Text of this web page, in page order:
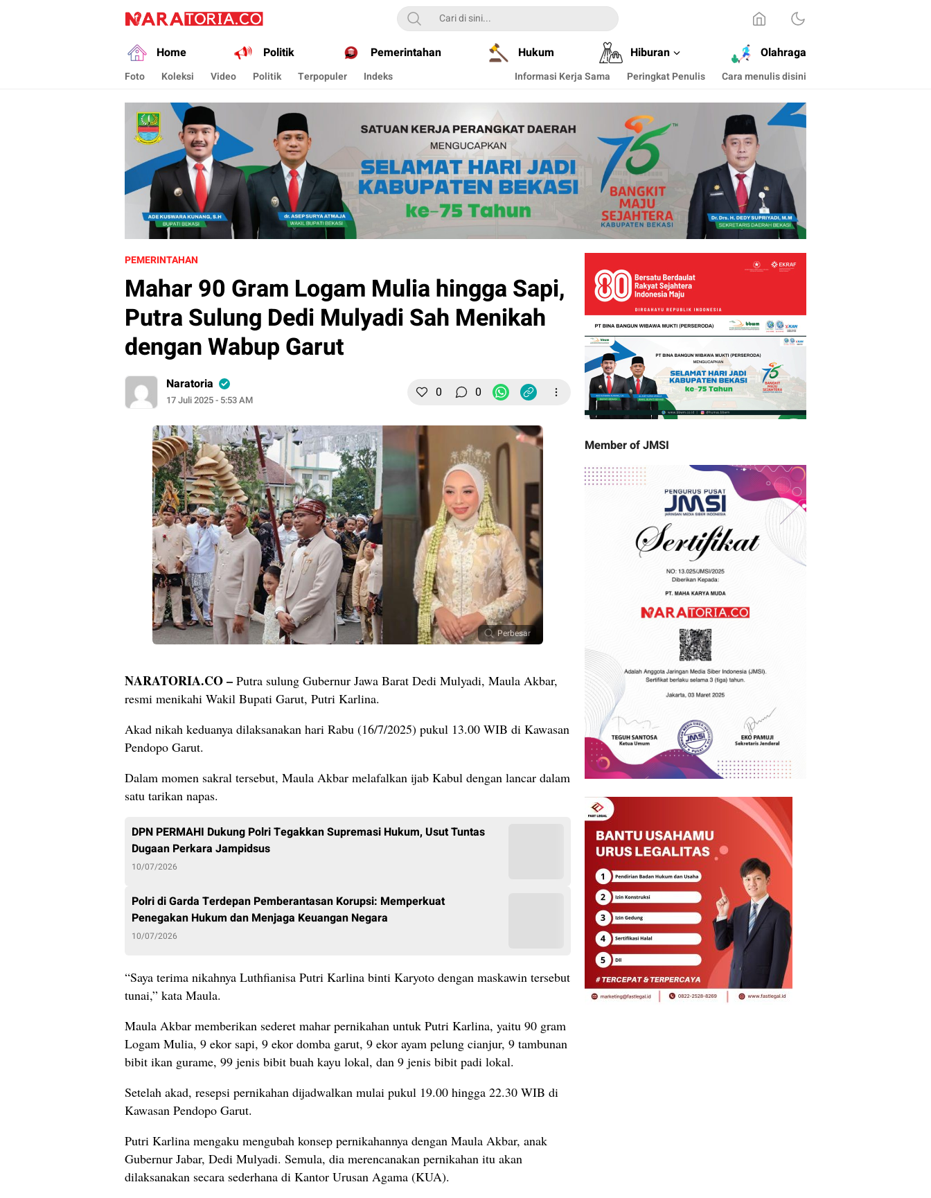
naratoria.co
Narasikan Fakta dan Data
Home Politik Pemerintahan Hukum Hiburan Olahraga
Foto Koleksi Video Politik Terpopuler Indeks Informasi Kerja Sama Peringkat Penulis Cara menulis disini
PEMERINTAHAN
Mahar 90 Gram Logam Mulia hingga Sapi,
Putra Sulung Dedi Mulyadi Sah Menikah
dengan Wabup Garut
Naratoria
17 Juli 2025 - 5:53 AM 0 0
Perbesar
NARATORIA.CO – Putra sulung Gubernur Jawa Barat Dedi Mulyadi, Maula Akbar,
resmi menikahi Wakil Bupati Garut, Putri Karlina.
Akad nikah keduanya dilaksanakan hari Rabu (16/7/2025) pukul 13.00 WIB di Kawasan
Pendopo Garut.
Dalam momen sakral tersebut, Maula Akbar melafalkan ijab Kabul dengan lancar dalam
satu tarikan napas.
DPN PERMAHI Dukung Polri Tegakkan Supremasi Hukum, Usut Tuntas
Dugaan Perkara Jampidsus
10/07/2026
Polri di Garda Terdepan Pemberantasan Korupsi: Memperkuat
Penegakan Hukum dan Menjaga Keuangan Negara
10/07/2026
“Saya terima nikahnya Luthfianisa Putri Karlina binti Karyoto dengan maskawin tersebut
tunai,” kata Maula.
Maula Akbar memberikan sederet mahar pernikahan untuk Putri Karlina, yaitu 90 gram
Logam Mulia, 9 ekor sapi, 9 ekor domba garut, 9 ekor ayam pelung cianjur, 9 tambunan
bibit ikan gurame, 99 jenis bibit buah kayu lokal, dan 9 jenis bibit padi lokal.
Setelah akad, resepsi pernikahan dijadwalkan mulai pukul 19.00 hingga 22.30 WIB di
Kawasan Pendopo Garut.
Putri Karlina mengaku mengubah konsep pernikahannya dengan Maula Akbar, anak
Gubernur Jabar, Dedi Mulyadi. Semula, dia merencanakan pernikahan itu akan
dilaksanakan secara sederhana di Kantor Urusan Agama (KUA).
Member of JMSI